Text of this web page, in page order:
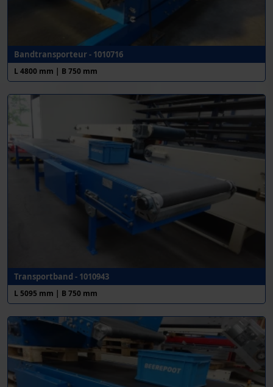
Bandtransporteur - 1010716
L 4800 mm | B 750 mm
Transportband - 1010943
L 5095 mm | B 750 mm